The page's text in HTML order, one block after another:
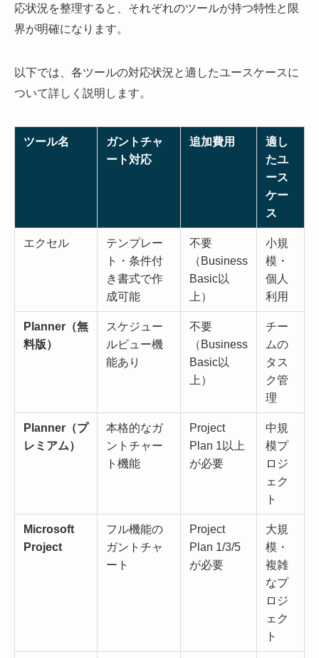
応状況を整理すると、それぞれのツールが持つ特性と限
界が明確になります。
以下では、各ツールの対応状況と適したユースケースに
ついて詳しく説明します。
ツール名
ガントチャ
ート対応
追加費用
適し
たユ
ース
ケー
ス
エクセル
テンプレー
ト・条件付
き書式で作
成可能
不要
（Business
Basic以
上）
小規
模・
個人
利用
Planner（無
料版）
スケジュー
ルビュー機
能あり
不要
（Business
Basic以
上）
チー
ムの
タス
ク管
理
Planner（プ
レミアム）
本格的なガ
ントチャー
ト機能
Project
Plan 1以上
が必要
中規
模プ
ロジ
ェク
ト
Microsoft
Project
フル機能の
ガントチャ
ート
Project
Plan 1/3/5
が必要
大規
模・
複雑
なプ
ロジ
ェク
ト